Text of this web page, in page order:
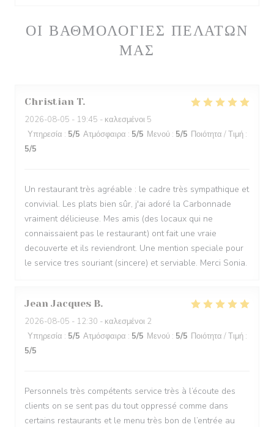
ΟΙ ΒΑΘΜΟΛΟΓΊΕΣ ΠΕΛΑΤΏΝ
ΜΑΣ
Christian T
2026-08-05 - 19:45 - καλεσμένοι 5
Υπηρεσία : 5/5 Ατμόσφαιρα : 5/5 Μενού : 5/5 Ποιότητα / Τιμή :
5/5
Un restaurant très agréable : le cadre très sympathique et
convivial. Les plats bien sûr, j'ai adoré la Carbonnade
vraiment délicieuse. Mes amis (des locaux qui ne
connaissaient pas le restaurant) ont fait une vraie
decouverte et ils reviendront. Une mention speciale pour
le service tres souriant (sincere) et serviable. Merci Sonia.
Jean Jacques B
2026-08-05 - 12:30 - καλεσμένοι 2
Υπηρεσία : 5/5 Ατμόσφαιρα : 5/5 Μενού : 5/5 Ποιότητα / Τιμή :
5/5
Personnels très compétents service très à l’écoute des
clients on se sent pas du tout oppressé comme dans
certains restaurants et le menu très bon de l’entrée au